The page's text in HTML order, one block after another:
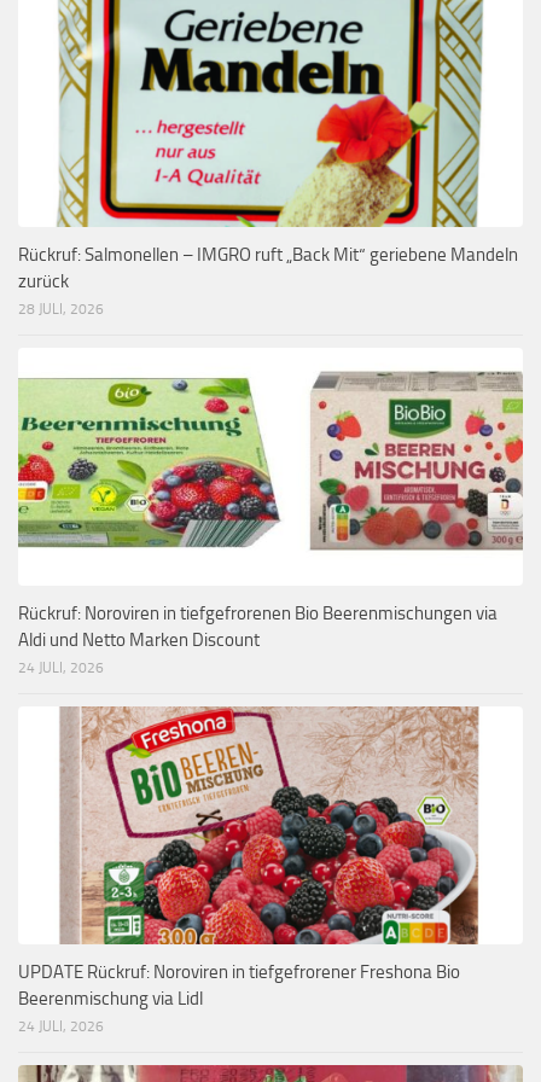
Rückruf: Salmonellen – IMGRO ruft „Back Mit“ geriebene Mandeln
zurück
28 JULI, 2026
Rückruf: Noroviren in tiefgefrorenen Bio Beerenmischungen via
Aldi und Netto Marken Discount
24 JULI, 2026
UPDATE Rückruf: Noroviren in tiefgefrorener Freshona Bio
Beerenmischung via Lidl
24 JULI, 2026